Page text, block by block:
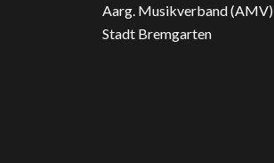
Aarg. Musikverband (AMV)
Stadt Bremgarten